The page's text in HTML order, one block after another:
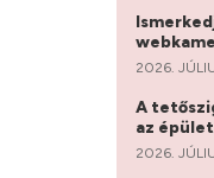
2026.
A
az
2026.